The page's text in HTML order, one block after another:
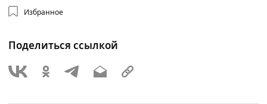
Избранное
Поделиться ссылкой